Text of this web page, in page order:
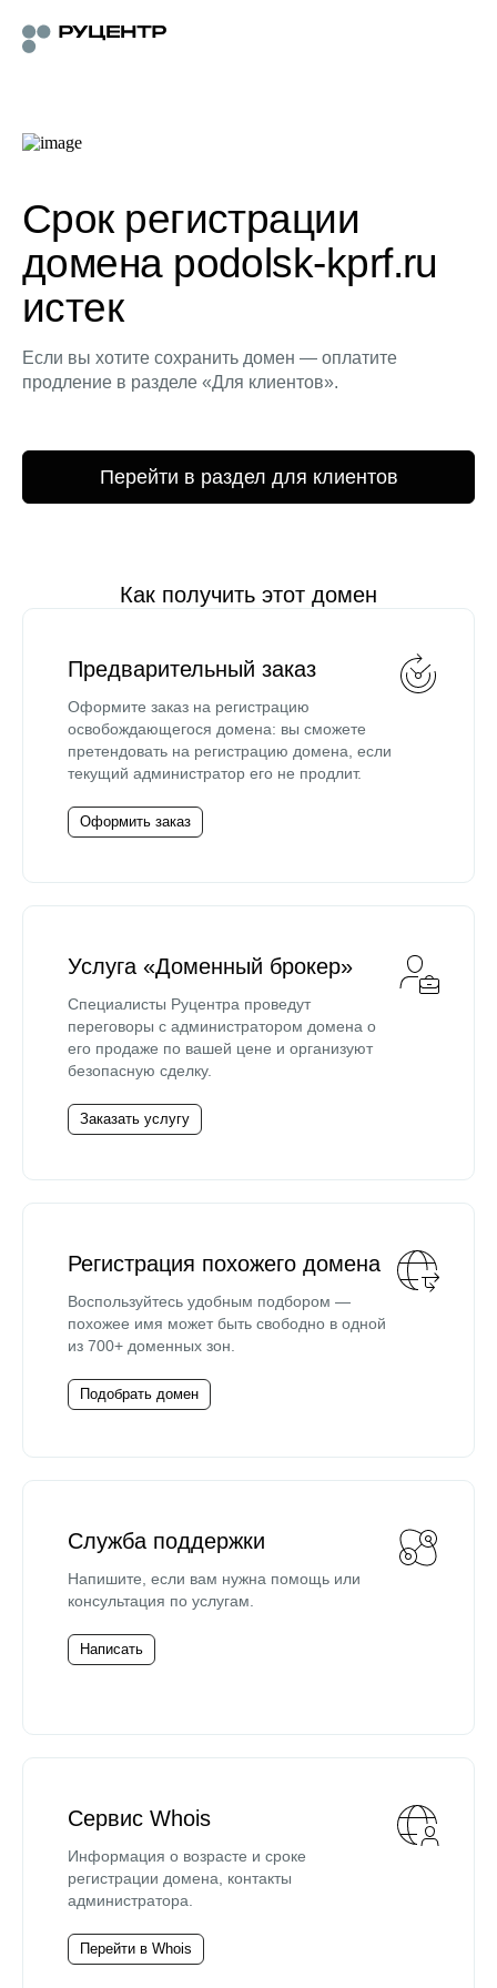
Срок регистрации
домена podolsk-kprf.ru
истек
Если вы хотите сохранить домен — оплатите
продление в разделе «Для клиентов».
Перейти в раздел для клиентов
Как получить этот домен
Предварительный заказ
Оформите заказ на регистрацию
освобождающегося домена: вы сможете
претендовать на регистрацию домена, если
текущий администратор его не продлит.
Оформить заказ
Услуга «Доменный брокер»
Специалисты Руцентра проведут
переговоры с администратором домена о
его продаже по вашей цене и организуют
безопасную сделку.
Заказать услугу
Регистрация похожего домена
Воспользуйтесь удобным подбором —
похожее имя может быть свободно в одной
из 700+ доменных зон.
Подобрать домен
Служба поддержки
Напишите, если вам нужна помощь или
консультация по услугам.
Написать
Сервис Whois
Информация о возрасте и сроке
регистрации домена, контакты
администратора.
Перейти в Whois